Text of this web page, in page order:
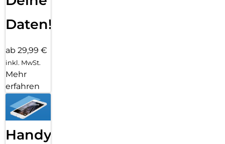
Daten!
ab 29,99 €
inkl. MwSt.
Mehr
erfahren
Handy